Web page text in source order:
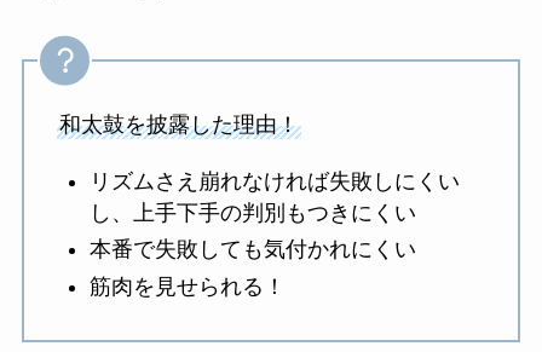
和太鼓を披露した理由！
リズムさえ崩れなければ失敗しにくい
し、上手下手の判別もつきにくい
本番で失敗しても気付かれにくい
筋肉を見せられる！